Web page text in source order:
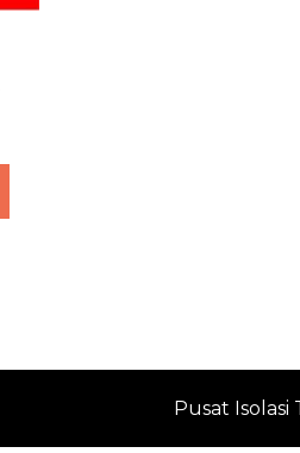
Pusat